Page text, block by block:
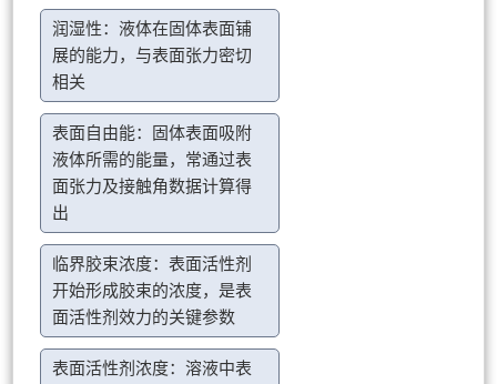
润湿性：液体在固体表面铺
展的能力，与表面张力密切
相关
表面自由能：固体表面吸附
液体所需的能量，常通过表
面张力及接触角数据计算得
出
临界胶束浓度：表面活性剂
开始形成胶束的浓度，是表
面活性剂效力的关键参数
表面活性剂浓度：溶液中表